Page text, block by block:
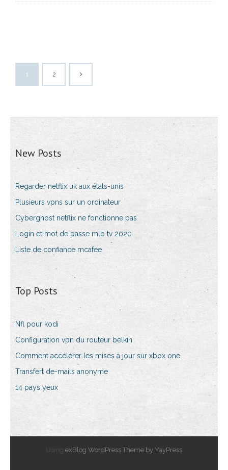
1 2
New Posts
Regarder netflix uk aux états-unis
Plusieurs vpns sur un ordinateur
Cyberghost netflix ne fonctionne pas
Login et mot de passe mlb tv 2020
Liste de confiance mcafee
Top Posts
Nfl pour kodi
Configuration vpn du routeur belkin
Comment accélérer les mises à jour sur xbox one
Transfert de-mails anonyme
14 pays yeux
Using exBlog WordPress Theme by YayPress